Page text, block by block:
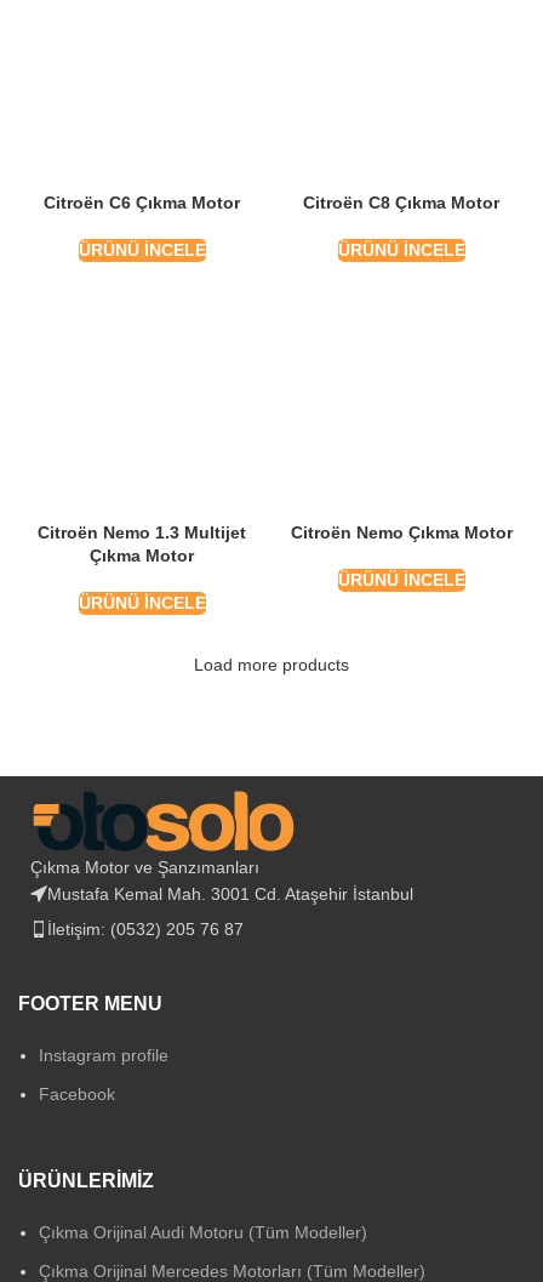
Citroën C6 Çıkma Motor
ÜRÜNÜ İNCELE
Citroën C8 Çıkma Motor
ÜRÜNÜ İNCELE
Citroën Nemo 1.3 Multijet
Çıkma Motor
ÜRÜNÜ İNCELE
Citroën Nemo Çıkma Motor
ÜRÜNÜ İNCELE
Load more products
Çıkma Motor ve Şanzımanları
Mustafa Kemal Mah. 3001 Cd. Ataşehir İstanbul
İletişim: (0532) 205 76 87
FOOTER MENU
Instagram profile
Facebook
ÜRÜNLERIMIZ
Çıkma Orijinal Audi Motoru (Tüm Modeller)
Çıkma Orijinal Mercedes Motorları (Tüm Modeller)